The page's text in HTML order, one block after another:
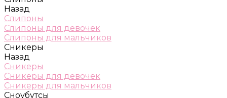
Назад
Слипоны
Слипоны для девочек
Слипоны для мальчиков
Сникеры
Назад
Сникеры
Сникеры для девочек
Сникеры для мальчиков
Сноубутсы